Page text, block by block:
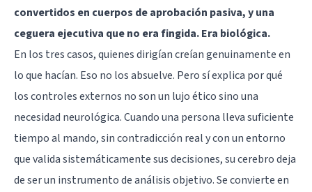
convertidos en cuerpos de aprobación pasiva, y una
ceguera ejecutiva que no era fingida. Era biológica.
En los tres casos, quienes dirigían creían genuinamente en
lo que hacían. Eso no los absuelve. Pero sí explica por qué
los controles externos no son un lujo ético sino una
necesidad neurológica. Cuando una persona lleva suficiente
tiempo al mando, sin contradicción real y con un entorno
que valida sistemáticamente sus decisiones, su cerebro deja
de ser un instrumento de análisis objetivo. Se convierte en